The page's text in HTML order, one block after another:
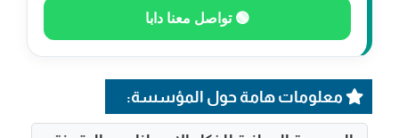
🟢 تواصل معنا دابا
معلومات هامة حول المؤسسة: